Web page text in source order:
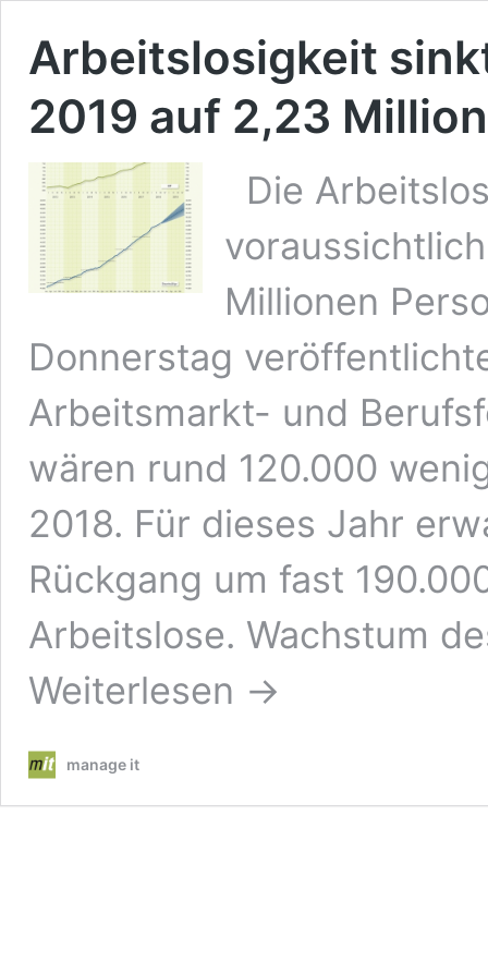
Arbeitslosigkeit
2019 auf 2,23
Die
Millionen
Donnerstag
Arbeitsmarkt- und
wären rund 120.000
2018. Für dieses Jahr
Rückgang um fast
Arbeitslose. Wachstum
Weiterlesen →
manage it